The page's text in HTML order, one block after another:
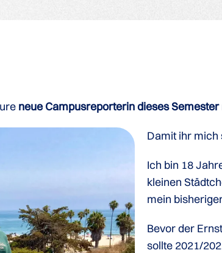
neue Campusreporterin dieses Semester
Damit ihr mich
Ich bin 18
kleinen
mein
Bevor der
sollte 2021/